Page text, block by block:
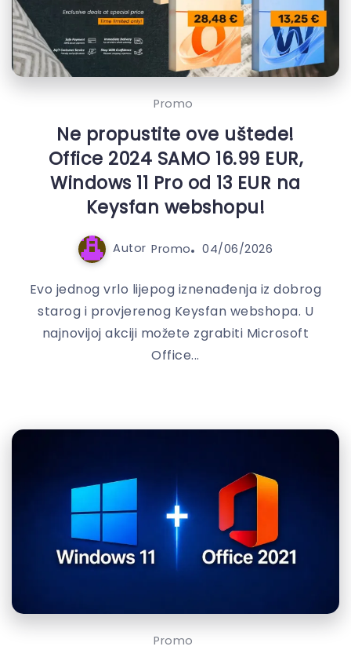
Promo
Ne propustite ove uštede!
Office 2024 SAMO 16.99 EUR,
Windows 11 Pro od 13 EUR na
Keysfan webshopu!
Autor Promo 04/06/2026
Evo jednog vrlo lijepog iznenađenja iz dobrog
starog i provjerenog Keysfan webshopa. U
najnovijoj akciji možete zgrabiti Microsoft
Office...
Promo